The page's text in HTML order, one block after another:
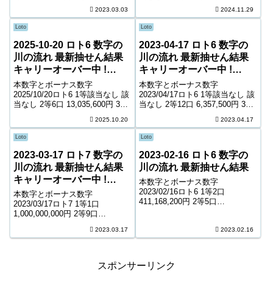
4等7,212口 10,000円 5等123,047
口 1,400円 6等219,8...
2023.03.03
8,900円 5等81,984口 1,400円 6
等132,165口 1,000円 ...
2024.11.29
Loto
2025-10-20 ロト6 数字の
川の流れ 最新抽せん結果
キャリーオーバー中 !
484,403,623円
本数字とボーナス数字
2025/10/20ロト6 1等該当なし 該
当なし 2等6口 13,035,600円 3等
6,400円 5等212,520口 1,000円
キャリーオーバー 484,40...
2025.10.20
Loto
2023-04-17 ロト6 数字の
川の流れ 最新抽せん結果
キャリーオーバー中 !
254,293,846円
本数字とボーナス数字
2023/04/17ロト6 1等該当なし 該
当なし 2等12口 6,357,500円 3等
8,700円 5等162,735口 1,000円
キャリーオーバー 254,29...
2023.04.17
Loto
2023-03-17 ロト7 数字の
川の流れ 最新抽せん結果
キャリーオーバー中 !
1,306,911,980円
本数字とボーナス数字
2023/03/17ロト7 1等1口
1,000,000,000円 2等9口
4等8,052口 8,600円 5等114,858
2023.03.17
Loto
2023-02-16 ロト6 数字の
川の流れ 最新抽せん結果
本数字とボーナス数字
2023/02/16ロト6 1等2口
411,168,200円 2等5口
223,026口 1,000円 キャリーオー
バー ...
2023.02.16
スポンサーリンク